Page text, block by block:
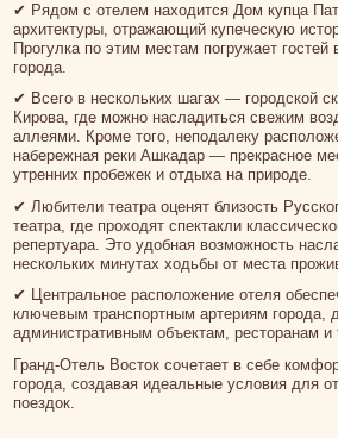
✔ Рядом с отелем находится Дом купца
архитектуры, отражающий купеческую
Прогулка по этим местам погружает
города.
✔ Всего в нескольких шагах — городской
Кирова, где можно насладиться свежим
аллеями. Кроме того, неподалеку
набережная реки Ашкадар — прекрасное
утренних пробежек и отдыха на природе.
✔ Любители театра оценят близость
театра, где проходят спектакли
репертуара. Это удобная возможность
нескольких минутах ходьбы от места
✔ Центральное расположение отеля
ключевым транспортным артериям города,
административным объектам, ресторанам и
Гранд-Отель Восток сочетает в себе
города, создавая идеальные условия для
поездок.